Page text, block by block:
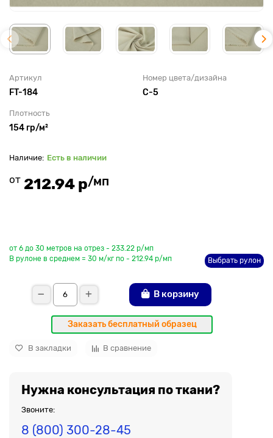
Артикул
FT-184
Номер цвета/дизайна
C-5
Плотность
154 гр/м²
Есть в наличии
от 212.94 р/мп
от 6 до 30 метров на отрез - 233.22 р/мп
В рулоне в среднем = 30 м/кг по - 212.94 р/мп
Выбрать рулон
В корзину
Заказать бесплатный образец
В закладки В сравнение
Нужна консультация по ткани?
Звоните:
8 (800) 300-28-45